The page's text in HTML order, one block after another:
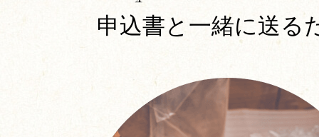
申込書と一緒に送る